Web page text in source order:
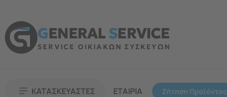
GENERALSERVICE
SERVICE ΟΙΚΙΑΚΩΝ ΣΥΣΚΕΥΩΝ
ΚΑΤΑΣΚΕΥΑΣΤΕΣ ΕΤΑΙΡΙΑ Ζήτηση Προϊόντος